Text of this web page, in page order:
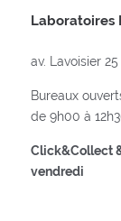
Laboratoires
av. Lavoisier
Bureaux
de 9h00 à
Click&Collect
vendredi